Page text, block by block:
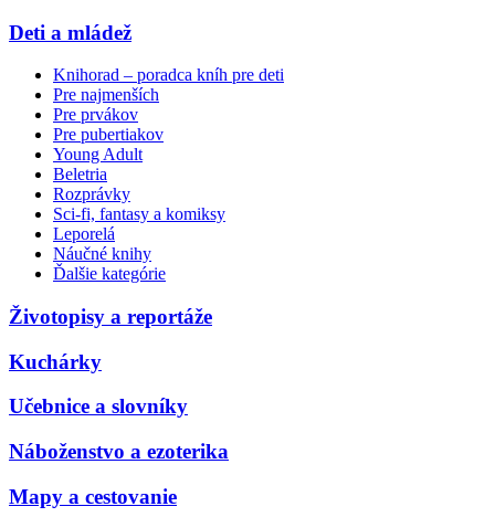
Deti a mládež
Knihorad – poradca kníh pre deti
Pre najmenších
Pre prvákov
Pre pubertiakov
Young Adult
Beletria
Rozprávky
Sci-fi, fantasy a komiksy
Leporelá
Náučné knihy
Ďalšie kategórie
Životopisy a reportáže
Kuchárky
Učebnice a slovníky
Náboženstvo a ezoterika
Mapy a cestovanie